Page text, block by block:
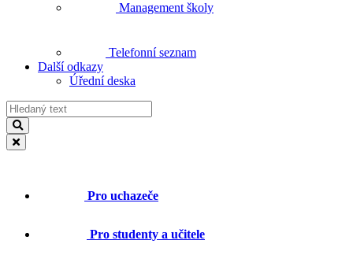
Management školy
Telefonní seznam
Další odkazy
Úřední deska
Pro uchazeče
Pro studenty a učitele